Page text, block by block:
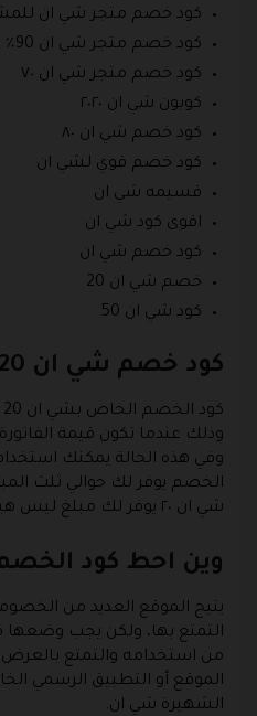
كود خصم متجر شي ان
كود خصم متجر شي ان 90٪ جديد
كود خصم متجر شي ان ٧٠
كوبون شي ان ٢٠٢٠
كود خصم شي ان ٨٠
كود خصم قوي لشي ان
قسيمه شي ان
اقوى كود شي ان
كود خصم شي ان
خصم شي ان 20
كود شي ان 50
كود خصم شي ان 20 بالمئة
الخصم يوفر لك حوالي ثلث
شي ان ٢٠ يوفر لك مبلغ ليس هين.
وين احط كود
يتيح الموقع العديد من
التمتع بها، ولكن يجب وضعها
من استخدامه والتمتع
الموقع أو التطبيق الرسمي
الشهيرة شي ان.